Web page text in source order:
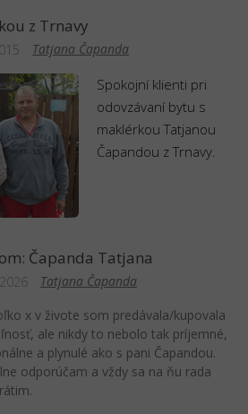
z Trnavy
Tatjana Čapanda
Spokojní klienti pri
odovzávaní bytu s
maklérkou Tatjanou
Čapandou z Trnavy.
Čapanda Tatjana
Tatjana Čapanda
x v živote som predávala/kupovala
ale nikdy to nebolo tak príjemné,
a plynulé ako s pani Čapandou.
odporúčam a vždy sa na ňu rada